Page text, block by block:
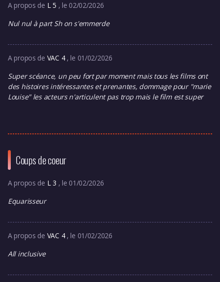
A propos de L 5 , le 02/02/2026
Nul nul à part Sh on s'emmerde
A propos de VAC 4 , le 01/02/2026
Super scéance, un peu fort par moment mais tous les films ont
des histoires intéressantes et prenantes, dommage pour "marie
Louise" les acteurs n'articulent pas trop mais le film est super
Coups de coeur
A propos de L 3 , le 01/02/2026
Equarisseur
A propos de VAC 4 , le 01/02/2026
All inclusive